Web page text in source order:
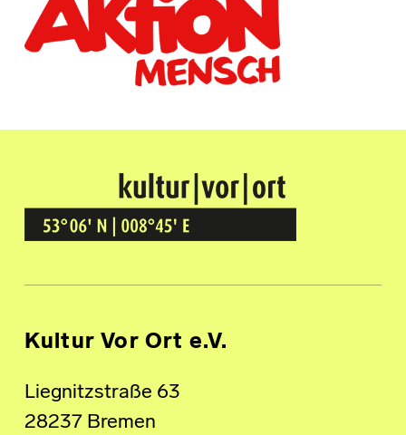
Kultur Vor Ort
BREMEN GRÖPELINGEN
Kultur Vor Ort e.V.
Liegnitzstraße 63
28237 Bremen